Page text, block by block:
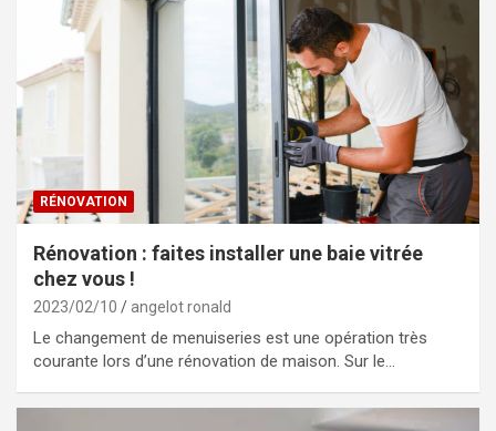
RÉNOVATION
Rénovation : faites installer une baie vitrée
chez vous !
2023/02/10 angelot ronald
Le changement de menuiseries est une opération très
courante lors d’une rénovation de maison. Sur le…